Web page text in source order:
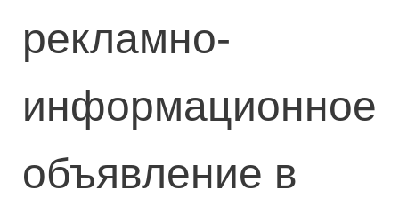
рекламно-
информационное
объявление в